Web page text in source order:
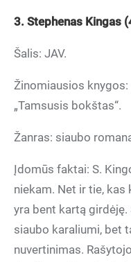
3. Stephenas Kingas
Šalis: JAV.
Žinomiausios knygos:
„Tamsusis bokštas“.
Žanras: siaubo
Įdomūs faktai: S.
niekam. Net ir tie,
yra bent kartą girdėję.
siaubo karaliumi, bet
nuvertinimas.